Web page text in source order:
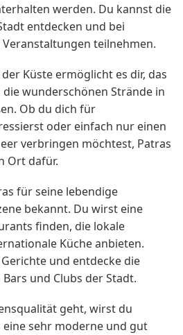
werden. Du kannst die
entdecken und bei
teilnehmen.
Küste ermöglicht es dir, das
wunderschönen Strände in
Ob du dich für
oder einfach nur einen
verbringen möchtest, Patras
Ort dafür.
für seine lebendige
bekannt. Du wirst eine
finden, die lokale
Küche anbieten.
und entdecke die
und Clubs der Stadt.
geht, wirst du
eine sehr moderne und gut